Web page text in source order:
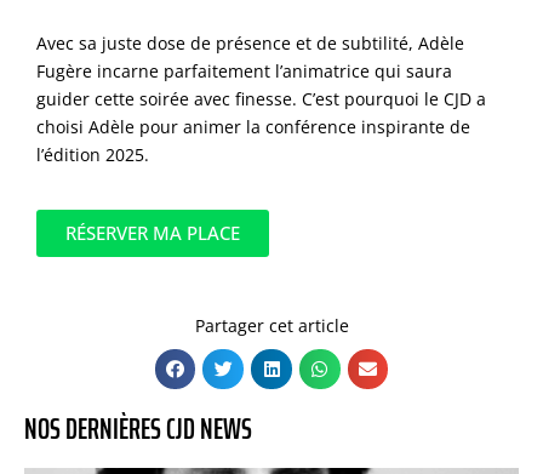
Avec sa juste dose de présence et de subtilité, Adèle
Fugère incarne parfaitement l’animatrice qui saura
guider cette soirée avec finesse. C’est pourquoi le CJD a
choisi Adèle pour animer la conférence inspirante de
l’édition 2025.
RÉSERVER MA PLACE
Partager cet article
NOS DERNIÈRES CJD NEWS